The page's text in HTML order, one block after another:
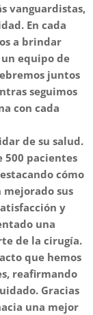
vanguardistas,
En cada
a brindar
equipo de
juntos
seguimos
con cada
de su salud.
500 pacientes
cómo
sus
y
una
de la cirugía.
que hemos
reafirmando
Gracias
una mejor